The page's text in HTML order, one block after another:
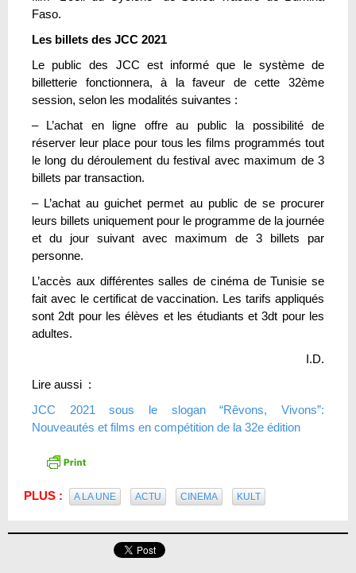
Faso.
Les billets des JCC 2021
Le public des JCC est informé que le système de
billetterie fonctionnera, à la faveur de cette 32ème
session, selon les modalités suivantes :
– L’achat en ligne offre au public la possibilité de
réserver leur place pour tous les films programmés tout
le long du déroulement du festival avec maximum de 3
billets par transaction.
– L’achat au guichet permet au public de se procurer
leurs billets uniquement pour le programme de la journée
et du jour suivant avec maximum de 3 billets par
personne.
L’accès aux différentes salles de cinéma de Tunisie se
fait avec le certificat de vaccination. Les tarifs appliqués
sont 2dt pour les élèves et les étudiants et 3dt pour les
adultes.
I.D.
Lire aussi :
JCC 2021 sous le slogan “Rêvons, Vivons”:
Nouveautés et films en compétition de la 32e édition
PLUS : A LA UNE ACTU CINEMA KULT